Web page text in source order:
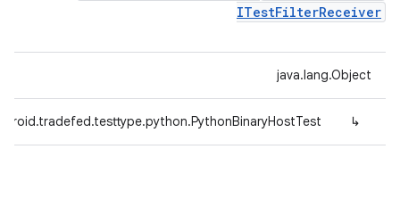
ITestFilterReceiver
java.lang.Object
↳